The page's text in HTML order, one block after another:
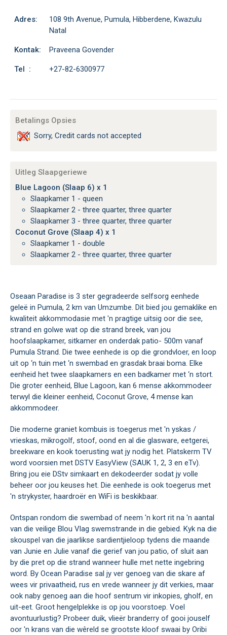
Adres:
108 9th Avenue, Pumula, Hibberdene, Kwazulu
Natal
Kontak: Praveena Govender
Tel : +27-82-6300977
Betalings Opsies
Sorry, Credit cards not accepted
Uitleg Slaapgeriewe
Blue Lagoon (Slaap 6) x 1
Slaapkamer 1 - queen
Slaapkamer 2 - three quarter, three quarter
Slaapkamer 3 - three quarter, three quarter
Coconut Grove (Slaap 4) x 1
Slaapkamer 1 - double
Slaapkamer 2 - three quarter, three quarter
Oseaan Paradise is 3 ster gegradeerde selfsorg eenhede
geleë in Pumula, 2 km van Umzumbe. Dit bied jou gemaklike en
kwaliteit akkommodasie met 'n pragtige uitsig oor die see,
strand en golwe wat op die strand breek, van jou
hoofslaapkamer, sitkamer en onderdak patio- 500m vanaf
Pumula Strand. Die twee eenhede is op die grondvloer, en loop
uit op ‘n tuin met ‘n swembad en grasdak braai boma. Elke
eenheid het twee slaapkamers en een badkamer met ‘n stort.
Die groter eenheid, Blue Lagoon, kan 6 mense akkommodeer
terwyl die kleiner eenheid, Coconut Grove, 4 mense kan
akkommodeer.
Die moderne graniet kombuis is toegerus met 'n yskas /
vrieskas, mikrogolf, stoof, oond en al die glasware, eetgerei,
breekware en kook toerusting wat jy nodig het. Platskerm TV
word voorsien met DSTV EasyView (SAUK 1, 2, 3 en eTv).
Bring jou eie DStv simkaart en dekodeerder sodat jy volle
beheer oor jou keuses het. Die eenhede is ook toegerus met
'n strykyster, haardroër en WiFi is beskikbaar.
Ontspan rondom die swembad of neem 'n kort rit na 'n aantal
van die veilige Blou Vlag swemstrande in die gebied. Kyk na die
skouspel van die jaarlikse sardientjieloop tydens die maande
van Junie en Julie vanaf die gerief van jou patio, of sluit aan
by die pret op die strand wanneer hulle met nette ingebring
word. By Ocean Paradise sal jy ver genoeg van die skare af
wees vir privaatheid, rus en vrede wanneer jy dit verkies, maar
ook naby genoeg aan die hoof sentrum vir inkopies, gholf, en
uit-eet. Groot hengelplekke is op jou voorstoep. Voel
avontuurlustig? Probeer duik, vlieër branderry of gooi jouself
oor 'n krans van die wêreld se grootste kloof swaai by Oribi